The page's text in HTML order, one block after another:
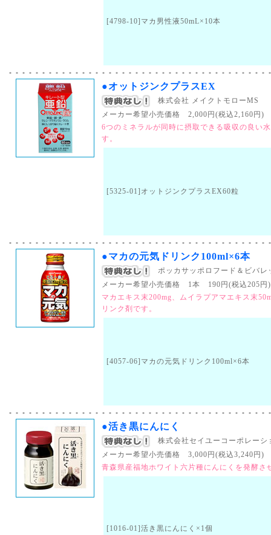
[4798-10]マカ男性液50mL×10本
●オットジンクプラスEX
株式会社 メイクトモローMS
メーカー希望小売価格 2,000円(税込2,160円)
6つのミネラルが同時に摂取できる吸収の良い
す。
[5325-01]オットジンクプラスEX60粒
●マカの元気ドリンク100ml×6本
ポッカサッポロフード＆ビバレ
メーカー希望小売価格 1本 190円(税込205円
マカエキス末200mg、ムイラプアマエキス末
リンク剤です。
[4057-06]マカの元気ドリンク100ml×6本
●活き黒にんにく
株式会社セイユーコーポレーシ
メーカー希望小売価格 3,000円(税込3,240円)
青森県産福地ホワイト六片種にんにくを発酵
[1016-01]活き黒にんにく×1個